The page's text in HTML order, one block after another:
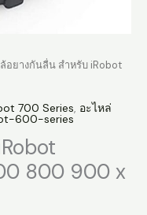
อยางกันลื่น สำหรับ iRobot
700 Series, อะไหล่
600-series
800 900 x